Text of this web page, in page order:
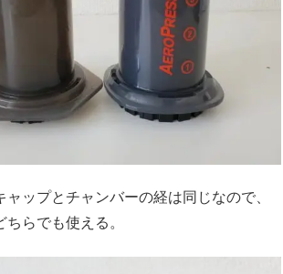
ップとチャンバーの経は同じなので、
らでも使える。